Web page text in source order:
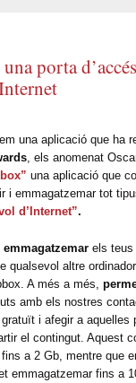
porta
una aplicació que ha
, els anomenat
una aplicació que
i emmagatzemar tot
d’Internet”.
emmagatzemarels teus
qualsevol altre
A més a més,
amb els nostres
i afegir a aquelles
el contingut. Aquest
a 2 Gb, mentre que
emmagatzemar fins a